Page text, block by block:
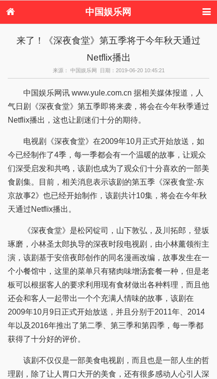
中国娱乐网
电视剧
演唱会 综艺节目
偶像活动
来了！《深夜食堂》第五季将于今年秋天通过
Netflix播出
来源： 中国娱乐网 日期：2019-06-20 10:45:21
中国娱乐网讯 www.yule.com.cn 据相关媒体报道，人
气日剧《深夜食堂》第五季即将来袭，将会在今年秋季通过
Netflix播出，这也让剧迷们十分的期待。
电视剧《深夜食堂》在2009年10月正式开始放送，如
今已经制作了4季，每一季都会有一个温暖的故事，让观众
们深受启发和共鸣，该剧也成为了观众们十分喜欢的一部美
食剧集。目前，相关消息表示该剧的第五季《深夜食堂-东
京故事2》也已经开始制作，该剧共计10集，将会在今年秋
天通过Netflix播出。
《深夜食堂》是松冈锭司，山下敦弘，及川拓郎，登坂
琢磨，小林圣太郎执导的深夜时段电视剧，由小林薰领衔主
演，该剧基于安倍夜郎创作的同名漫画改编，故事发生在一
个小餐馆中，这里的菜单只有猪肉味增汤套餐一种，但是老
板可以根据客人的要求利用现有食材做出各种料理，而且他
还会和客人一起带出一个个充满人情味的故事，该剧在
2009年10月9日正式开始放送，并且分别于2011年、2014
年以及2016年推出了第二季、第三季和第四季，每一季都
获得了十分好的评价。
该剧不仅仅是一部美食电视剧，而且也是一部人生的哲
理剧，除了让人胃口大开的美食，还有很多感动人心引人深